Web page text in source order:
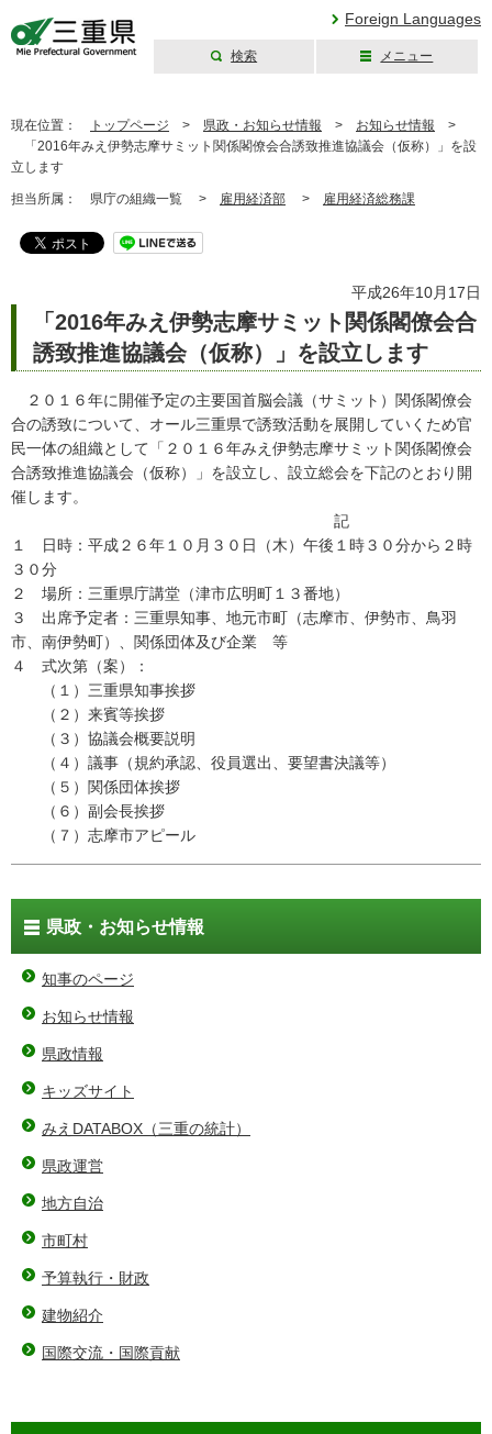
Foreign Languages
検索 メニュー
現在位置： トップページ > 県政・お知らせ情報 > お知らせ情報 >
「2016年みえ伊勢志摩サミット関係閣僚会合誘致推進協議会（仮称）」を設
立します
担当所属： 県庁の組織一覧 > 雇用経済部 > 雇用経済総務課
平成26年10月17日
「2016年みえ伊勢志摩サミット関係閣僚会合
誘致推進協議会（仮称）」を設立します
２０１６年に開催予定の主要国首脳会議（サミット）関係閣僚会
合の誘致について、オール三重県で誘致活動を展開していくため官
民一体の組織として「２０１６年みえ伊勢志摩サミット関係閣僚会
合誘致推進協議会（仮称）」を設立し、設立総会を下記のとおり開
催します。
記
１ 日時：平成２６年１０月３０日（木）午後１時３０分から２時
３０分
２ 場所：三重県庁講堂（津市広明町１３番地）
３ 出席予定者：三重県知事、地元市町（志摩市、伊勢市、鳥羽
市、南伊勢町）、関係団体及び企業 等
４ 式次第（案）：
（１）三重県知事挨拶
（２）来賓等挨拶
（３）協議会概要説明
（４）議事（規約承認、役員選出、要望書決議等）
（５）関係団体挨拶
（６）副会長挨拶
（７）志摩市アピール
県政・お知らせ情報
知事のページ
お知らせ情報
県政情報
キッズサイト
みえDATABOX（三重の統計）
県政運営
地方自治
市町村
予算執行・財政
建物紹介
国際交流・国際貢献